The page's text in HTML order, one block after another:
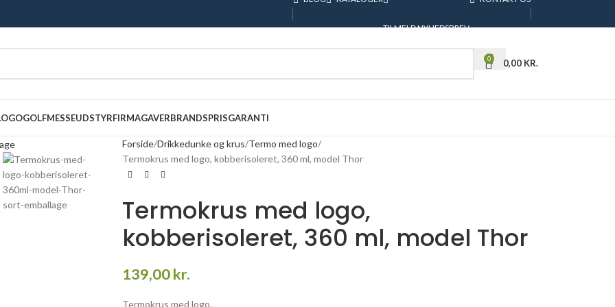
TILMELD NYHEDSBREV
0 0,00 KR.
GOLFMESSEUDSTYRFIRMAGAVERBRANDSPRISGARANTI
Forside Drikkedunke og krus Termo med logo
Termokrus med logo, kobberisoleret, 360 ml, model Thor
Termokrus med logo,
kobberisoleret, 360 ml, model Thor
139,00kr.
Termokrus med logo.